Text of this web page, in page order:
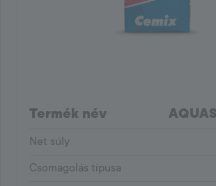
Termék név
Net súly
Csomagolás típusa